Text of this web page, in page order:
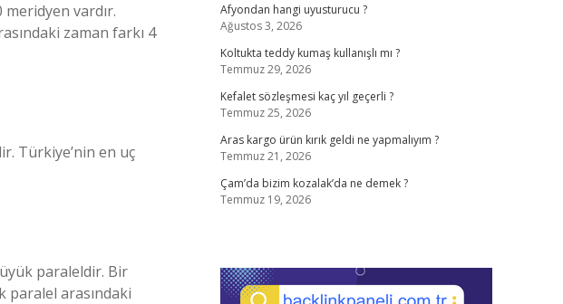
meridyen vardır.
zaman farkı 4
Türkiye’nin en uç
paraleldir. Bir
paralel arasındaki
Afyondan hangi uyusturucu ?
Ağustos 3, 2026
Koltukta teddy kumaş kullanışlı mı ?
Temmuz 29, 2026
Kefalet sözleşmesi kaç yıl geçerli ?
Temmuz 25, 2026
Aras kargo ürün kırık geldi ne yapmalıyım ?
Temmuz 21, 2026
Çam’da bizim kozalak’da ne demek ?
Temmuz 19, 2026